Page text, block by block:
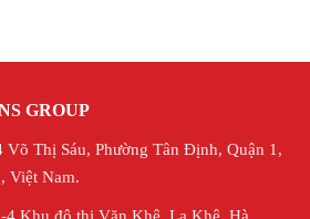
GROUP
Võ Thị Sáu, Phường Tân Định, Quận 1,
Việt Nam.